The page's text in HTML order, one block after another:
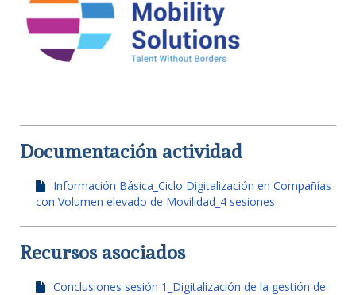
Documentación actividad
Información Básica_Ciclo Digitalización en Compañías
con Volumen elevado de Movilidad_4 sesiones
Recursos asociados
Conclusiones sesión 1_Digitalización de la gestión de